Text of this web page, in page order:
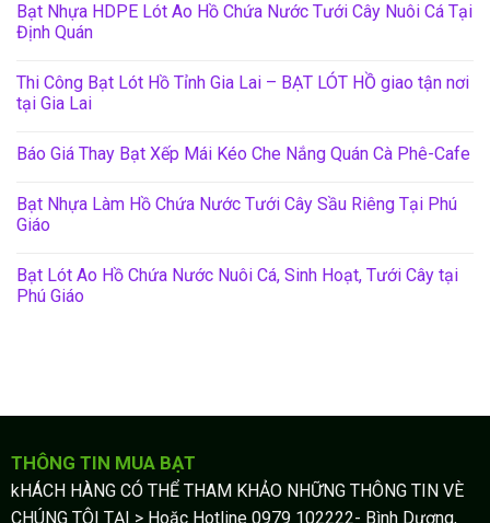
Bạt Nhựa HDPE Lót Ao Hồ Chứa Nước Tưới Cây Nuôi Cá Tại
Định Quán
Thi Công Bạt Lót Hồ Tỉnh Gia Lai – BẠT LÓT HỒ giao tận nơi
tại Gia Lai
Báo Giá Thay Bạt Xếp Mái Kéo Che Nắng Quán Cà Phê-Cafe
Bạt Nhựa Làm Hồ Chứa Nước Tưới Cây Sầu Riêng Tại Phú
Giáo
Bạt Lót Ao Hồ Chứa Nước Nuôi Cá, Sinh Hoạt, Tưới Cây tại
Phú Giáo
THÔNG TIN MUA BẠT
kHÁCH HÀNG CÓ THỂ THAM KHẢO NHỮNG THÔNG TIN VÈ
CHÚNG TÔI TẠI > Hoặc Hotline 0979 102222- Bình Dương,